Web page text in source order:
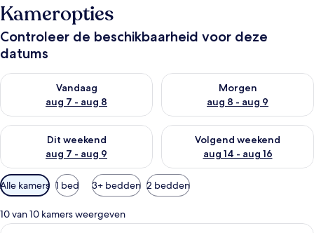
Kameropties
Controleer de beschikbaarheid voor deze
datums
Vandaag
aug 7 - aug 8
De beschikbaarheid controleren voor vanavond aug 7 - aug 8
Morgen
aug 8 - aug 9
De beschikbaarheid
Dit weekend
aug 7 - aug 9
De beschikbaarheid controleren voor dit weekend aug 7 -
Volgend weekend
aug 14 - aug 16
De beschikbaarheid
Beschikbare
filters
voor
kamers
Alle kamers 1 bed 3+ bedden 2 bedden
10 van 10 kamers weergeven